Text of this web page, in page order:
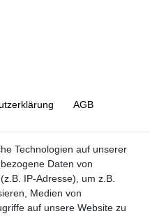
AGB
Widerrufs­recht
Kontakt
Technologien auf unserer
Daten von
IP-Adresse), um z.B.
Medien von
auf unsere Website zu